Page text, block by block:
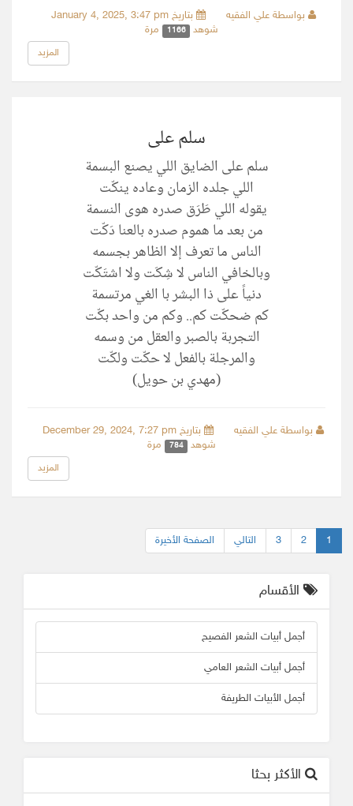
بواسطة علي الفقيه
بتاريخ January 4, 2025, 3:47 pm
شوهد
1166 مرة
المزيد
سلم على
سلم على الضايق اللي يصنع البسمة
اللي جلده الزمان وعاده ينكّت
يقوله اللي طَرَق صدره هوى النسمة
من بعد ما هموم صدره بالعنا دَكّت
الناس ما تعرف إلا الظاهر بجسمه
وبالخافي الناس لا شِكَت ولا اشتَكّت
دنياً على ذا البشر با الغي مرتسمة
كم ضحكّت كم.. وكم من واحد بكّت
التجربة بالصبر والعقل من وسمه
والمرجلة بالفعل لا حكّت ولكّت
(مهدي بن حويل)
بواسطة علي الفقيه
بتاريخ December 29, 2024, 7:27 pm
شوهد
784 مرة
المزيد
1
2
3 التالي الصفحة الأخيرة
الأقسام
أجمل أبيات الشعر الفصيح
أجمل أبيات الشعر العامي
أجمل الأبيات الطريفة
الأكثر بحثا